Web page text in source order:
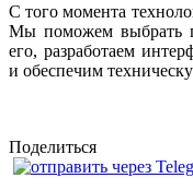
С того момента
Мы поможем выбрать
его, разработаем
и обеспечим
Поделиться